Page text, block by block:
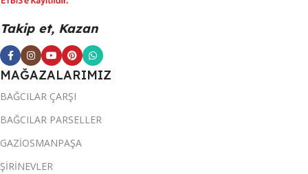
Takip et, Kazan
MAĞAZALARIMIZ
BAĞCILAR ÇARŞI
BAĞCILAR PARSELLER
GAZİOSMANPAŞA
ŞİRİNEVLER